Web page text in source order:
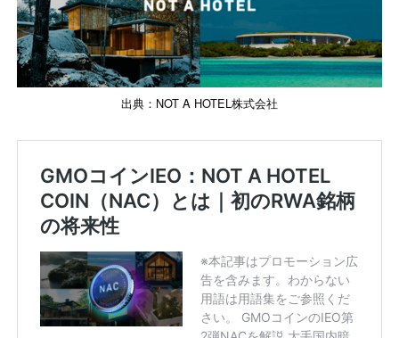
出典：NOT A HOTEL株式会社